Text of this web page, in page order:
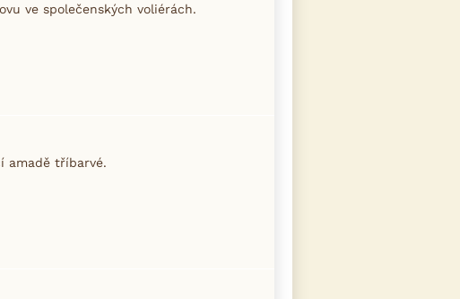
ve společenských voliérách.
amadě tříbarvé.